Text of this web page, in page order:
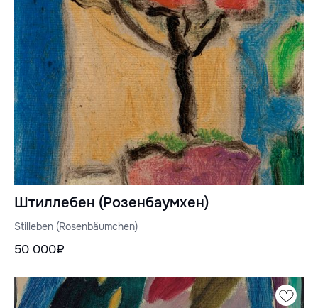
Штиллебен (Розенбаумхен)
Stilleben (Rosenbäumchen)
50 000₽